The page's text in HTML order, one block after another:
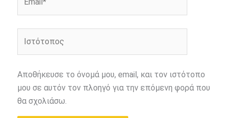
Αποθήκευσε το όνομά μου, email, και τον ιστότοπο
μου σε αυτόν τον πλοηγό για την επόμενη φορά που
θα σχολιάσω.